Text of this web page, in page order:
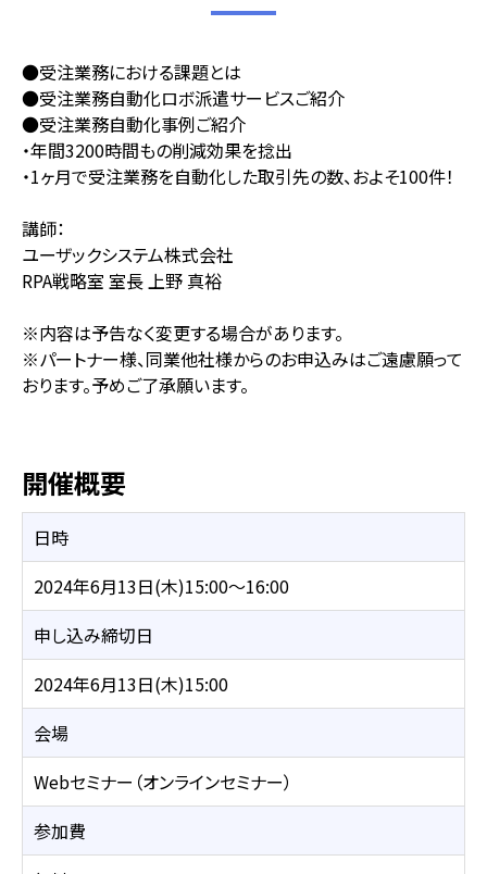
●受注業務における課題とは
●受注業務自動化ロボ派遣サービスご紹介
●受注業務自動化事例ご紹介
・年間3200時間もの削減効果を捻出
・1ヶ月で受注業務を自動化した取引先の数、およそ100件！
講師：
ユーザックシステム株式会社
RPA戦略室 室長 上野 真裕
※内容は予告なく変更する場合があります。
※パートナー様、同業他社様からのお申込みはご遠慮願って
おります。予めご了承願います。
開催概要
日時
2024年6月13日(木)15:00～16:00
申し込み締切日
2024年6月13日(木)15:00
会場
Webセミナー（オンラインセミナー）
参加費